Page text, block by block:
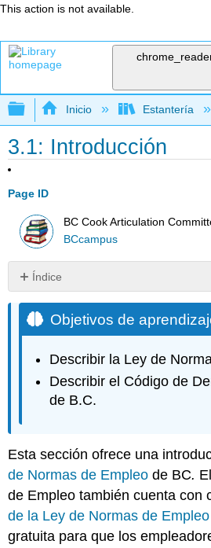
This action is not available.
Expandir/contraer
Inicio Estantería
3.1: Introducción
Page ID
BC Cook Articulation
BCcampus
Índice
de
aprendizaje
Objetivos de
Describir la Ley de
Describir el Código de
de B.C.
Esta sección ofrece una
de Normas de Empleo de BC.
de Empleo también cuenta con
de la Ley de Normas de Empleo
gratuita para que los